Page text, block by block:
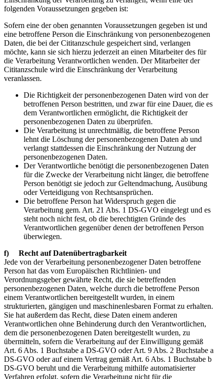
folgenden Voraussetzungen gegeben ist:
Sofern eine der oben genannten Voraussetzungen gegeben ist und
eine betroffene Person die Einschränkung von personenbezogenen
Daten, die bei der Cititanzschule gespeichert sind, verlangen
möchte, kann sie sich hierzu jederzeit an einen Mitarbeiter des für
die Verarbeitung Verantwortlichen wenden. Der Mitarbeiter der
Cititanzschule wird die Einschränkung der Verarbeitung
veranlassen.
Die Richtigkeit der personenbezogenen Daten wird von der
betroffenen Person bestritten, und zwar für eine Dauer, die es
dem Verantwortlichen ermöglicht, die Richtigkeit der
personenbezogenen Daten zu überprüfen.
Die Verarbeitung ist unrechtmäßig, die betroffene Person
lehnt die Löschung der personenbezogenen Daten ab und
verlangt stattdessen die Einschränkung der Nutzung der
personenbezogenen Daten.
Der Verantwortliche benötigt die personenbezogenen Daten
für die Zwecke der Verarbeitung nicht länger, die betroffene
Person benötigt sie jedoch zur Geltendmachung, Ausübung
oder Verteidigung von Rechtsansprüchen.
Die betroffene Person hat Widerspruch gegen die
Verarbeitung gem. Art. 21 Abs. 1 DS-GVO eingelegt und es
steht noch nicht fest, ob die berechtigten Gründe des
Verantwortlichen gegenüber denen der betroffenen Person
überwiegen.
f) Recht auf Datenübertragbarkeit
Jede von der Verarbeitung personenbezogener Daten betroffene
Person hat das vom Europäischen Richtlinien- und
Verordnungsgeber gewährte Recht, die sie betreffenden
personenbezogenen Daten, welche durch die betroffene Person
einem Verantwortlichen bereitgestellt wurden, in einem
strukturierten, gängigen und maschinenlesbaren Format zu erhalten.
Sie hat außerdem das Recht, diese Daten einem anderen
Verantwortlichen ohne Behinderung durch den Verantwortlichen,
dem die personenbezogenen Daten bereitgestellt wurden, zu
übermitteln, sofern die Verarbeitung auf der Einwilligung gemäß
Art. 6 Abs. 1 Buchstabe a DS-GVO oder Art. 9 Abs. 2 Buchstabe a
DS-GVO oder auf einem Vertrag gemäß Art. 6 Abs. 1 Buchstabe b
DS-GVO beruht und die Verarbeitung mithilfe automatisierter
Verfahren erfolgt, sofern die Verarbeitung nicht für die